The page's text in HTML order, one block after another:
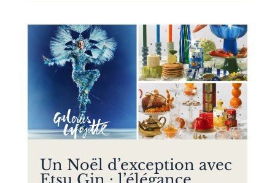
Un Noël d’exception avec